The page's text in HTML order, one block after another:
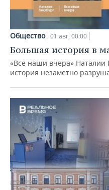
Общество 01 авг, 00:00
Большая история в
«Все наши вчера» Наталии
история незаметно